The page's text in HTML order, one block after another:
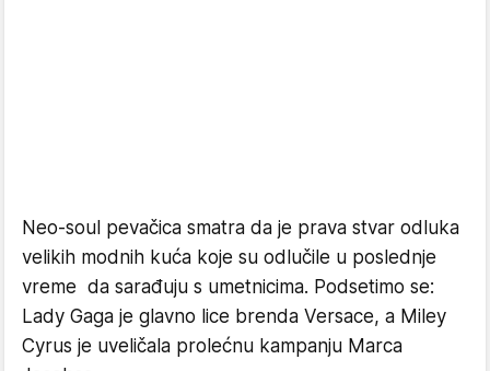
Neo-soul pevačica smatra da je prava stvar odluka
velikih modnih kuća koje su odlučile u poslednje
vreme da sarađuju s umetnicima. Podsetimo se:
Lady Gaga je glavno lice brenda Versace, a Miley
Cyrus je uveličala prolećnu kampanju Marca